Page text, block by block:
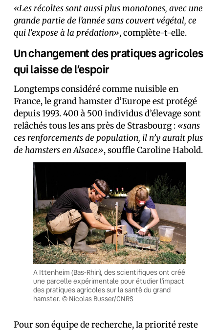
«Les récoltes sont aussi plus monotones, avec une
grande partie de l’année sans couvert végétal, ce
qui l’expose à la prédation», complète-t-elle.
Un changement des pratiques agricoles
qui laisse de l’espoir
Longtemps considéré comme nuisible en
France, le grand hamster d’Europe est protégé
depuis 1993. 400 à 500 individus d’élevage sont
relâchés tous les ans près de Strasbourg : «sans
ces renforcements de population, il n’y aurait plus
de hamsters en Alsace», souffle Caroline Habold.
A Ittenheim (Bas-Rhin), des scientifiques ont créé
une parcelle expérimentale pour étudier l’impact
des pratiques agricoles sur la santé du grand
hamster. © Nicolas Busser/CNRS
Pour son équipe de recherche, la priorité reste